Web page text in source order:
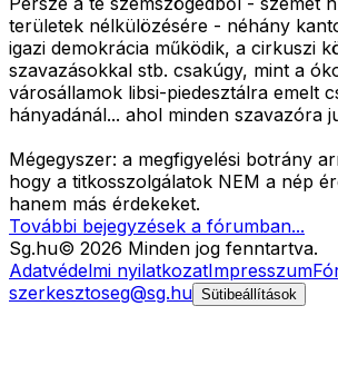
területek nélkülözésére - néhány
igazi demokrácia működik, a cirkuszi
szavazásokkal stb. csakúgy, mint a
városállamok libsi-piedesztálra emelt
hányadánál... ahol minden szavazóra
Mégegyszer: a megfigyelési botrány
hogy a titkosszolgálatok NEM a nép
hanem más érdekeket.
További bejegyzések a fórumban...
Sg.hu© 2026 Minden jog fenntartva.
Adatvédelmi nyilatkozatImpresszum
szerkesztoseg@sg.hu Sütibeállítások